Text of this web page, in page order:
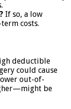
If so, a low
costs.
deductible
could cause
out-of-
be